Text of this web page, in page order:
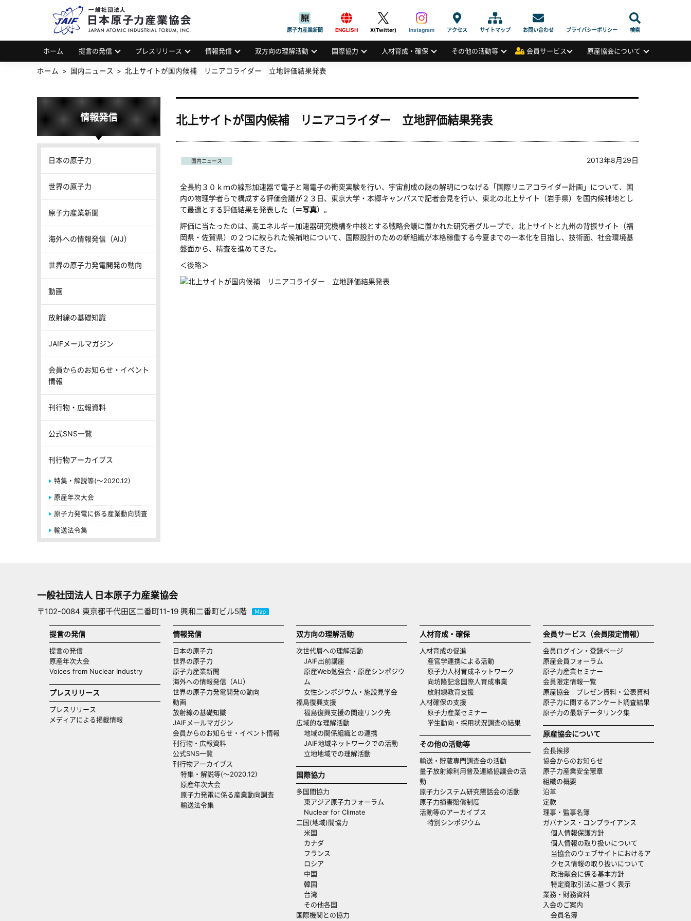
JAPAN ATOMIC INDUSTRIAL FORUM, INC.
原子力産業新聞 ENGLISH X(Twitter) Instagram アクセス サイトマップ お問い合わせ プライバシーポリシー 検索
ホーム 提言の発信 プレスリリース 情報発信 双方向の理解活動 国際協力 人材育成・確保 その他の活動等 会員サービス 原産協会について
ホーム 国内ニュース 北上サイトが国内候補 リニアコライダー 立地評価結果発表
北上サイトが国内候補 リニアコライダー 立地評価結果発表
国内ニュース 2013年8月29日
全長約３０ｋｍの線形加速器で電子と陽電子の衝突実験を行い、宇宙創成の謎の解明につなげる「国際リニアコライダー計画」について、国
内の物理学者らで構成する評価会議が２３日、東京大学・本郷キャンパスで記者会見を行い、東北の北上サイト（岩手県）を国内候補地とし
て最適とする評価結果を発表した（＝写真）。
評価に当たったのは、高エネルギー加速器研究機構を中核とする戦略会議に置かれた研究者グループで、北上サイトと九州の背振サイト（福
岡県・佐賀県）の２つに絞られた候補地について、国際設計のための新組織が本格稼働する今夏までの一本化を目指し、技術面、社会環境基
盤面から、精査を進めてきた。
＜後略＞
情報発信
日本の原子力
世界の原子力
原子力産業新聞
海外への情報発信（AIJ）
世界の原子力発電開発の動向
動画
放射線の基礎知識
JAIFメールマガジン
会員からのお知らせ・イベント
情報
刊行物・広報資料
公式SNS一覧
刊行物アーカイブス
特集・解説等(～2020.12)
原産年次大会
原子力発電に係る産業動向調査
輸送法令集
一般社団法人 日本原子力産業協会
〒102-0084 東京都千代田区二番町11-19 興和二番町ビル5階
提言の発信
提言の発信
原産年次大会
Voices from Nuclear Industry
プレスリリース
プレスリリース
メディアによる掲載情報
情報発信
日本の原子力
世界の原子力
原子力産業新聞
海外への情報発信（AIJ）
世界の原子力発電開発の動向
動画
放射線の基礎知識
JAIFメールマガジン
会員からのお知らせ・イベント情報
刊行物・広報資料
公式SNS一覧
刊行物アーカイブス
特集・解説等(～2020.12)
原産年次大会
原子力発電に係る産業動向調査
輸送法令集
双方向の理解活動
次世代層への理解活動
JAIF出前講座
原産Web勉強会・原産シンポジウ
ム
女性シンポジウム・施設見学会
福島復興支援
福島復興支援の関連リンク先
広域的な理解活動
地域の関係組織との連携
JAIF地域ネットワークでの活動
立地地域での理解活動
国際協力
多国間協力
東アジア原子力フォーラム
Nuclear for Climate
二国(地域)間協力
米国
カナダ
フランス
ロシア
中国
韓国
台湾
その他各国
国際機関との協力
人材育成・確保
人材育成の促進
産官学連携による活動
原子力人材育成ネットワーク
向坊隆記念国際人育成事業
放射線教育支援
人材確保の支援
原子力産業セミナー
学生動向・採用状況調査の結果
その他の活動等
輸送・貯蔵専門調査会の活動
量子放射線利用普及連絡協議会の活
動
原子力システム研究懇話会の活動
原子力損害賠償制度
活動等のアーカイブス
特別シンポジウム
会員サービス（会員限定情報）
会員ログイン・登録ページ
原産会員フォーラム
原子力産業セミナー
会員限定情報一覧
原産協会 プレゼン資料・公表資料
原子力に関するアンケート調査結果
原子力の最新データリンク集
原産協会について
会長挨拶
協会からのお知らせ
原子力産業安全憲章
組織の概要
沿革
定款
理事・監事名簿
ガバナンス・コンプライアンス
個人情報保護方針
個人情報の取り扱いについて
当協会のウェブサイトにおけるア
クセス情報の取り扱いについて
政治献金に係る基本方針
特定商取引法に基づく表示
業務・財務資料
入会のご案内
会員名簿